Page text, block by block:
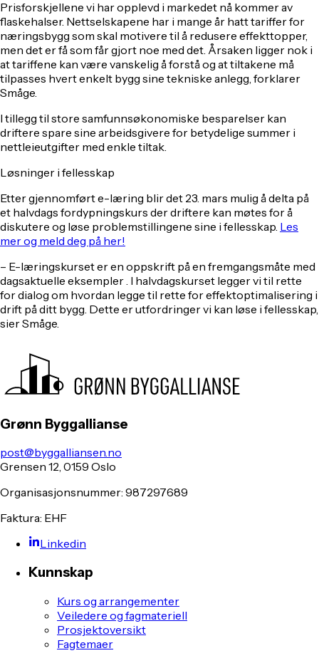
Prisforskjellene vi har opplevd i markedet nå kommer av
flaskehalser. Nettselskapene har i mange år hatt tariffer for
næringsbygg som skal motivere til å redusere effekttopper,
men det er få som får gjort noe med det. Årsaken ligger nok i
at tariffene kan være vanskelig å forstå og at tiltakene må
tilpasses hvert enkelt bygg sine tekniske anlegg, forklarer
Småge.
I tillegg til store samfunnsøkonomiske besparelser kan
driftere spare sine arbeidsgivere for betydelige summer i
nettleieutgifter med enkle tiltak.
Løsninger i fellesskap
Etter gjennomført e-læring blir det 23. mars mulig å delta på
et halvdags fordypningskurs der driftere kan møtes for å
diskutere og løse problemstillingene sine i fellesskap. Les
mer og meld deg på her!
– E-læringskurset er en oppskrift på en fremgangsmåte med
dagsaktuelle eksempler . I halvdagskurset legger vi til rette
for dialog om hvordan legge til rette for effektoptimalisering i
drift på ditt bygg. Dette er utfordringer vi kan løse i fellesskap,
sier Småge.
Grønn Byggallianse
post@byggalliansen.no
Grensen 12, 0159 Oslo
Organisasjonsnummer: 987297689
Faktura: EHF
Linkedin
Kunnskap
Kurs og arrangementer
Veiledere og fagmateriell
Prosjektoversikt
Fagtemaer